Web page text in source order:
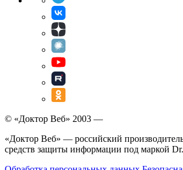
© «Доктор Веб» 2003 —
«Доктор Веб» — российский
средств защиты информации под маркой